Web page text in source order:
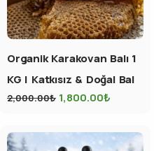
Organik Karakovan Balı 1
KG | Katkısız & Doğal Bal
2,000.00₺ 1,800.00₺